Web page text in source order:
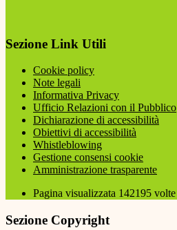
Sezione Link Utili
Cookie policy
Note legali
Informativa Privacy
Ufficio Relazioni con il Pubblico
Dichiarazione di accessibilità
Obiettivi di accessibilità
Whistleblowing
Gestione consensi cookie
Amministrazione trasparente
Pagina visualizzata 142195 volte
Sezione Copyright